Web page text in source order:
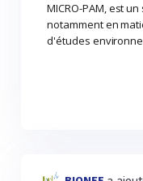
MICRO-PAM, est
notamment en
d'études